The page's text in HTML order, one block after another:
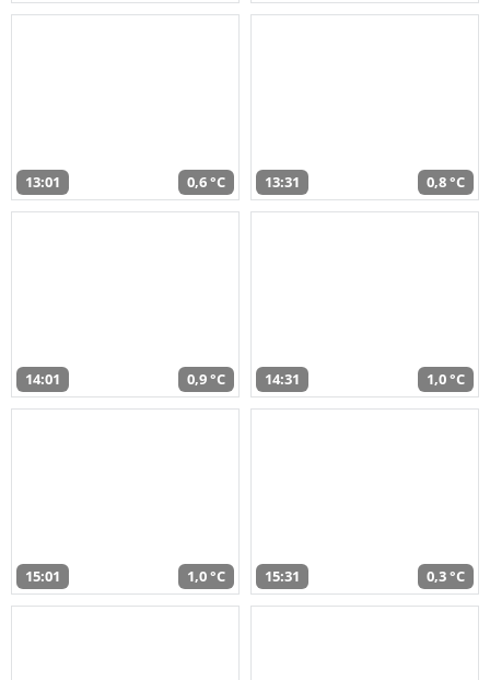
13:01 0,6 °C 13:31 0,8 °C
14:01 0,9 °C 14:31 1,0 °C
15:01 1,0 °C 15:31 0,3 °C